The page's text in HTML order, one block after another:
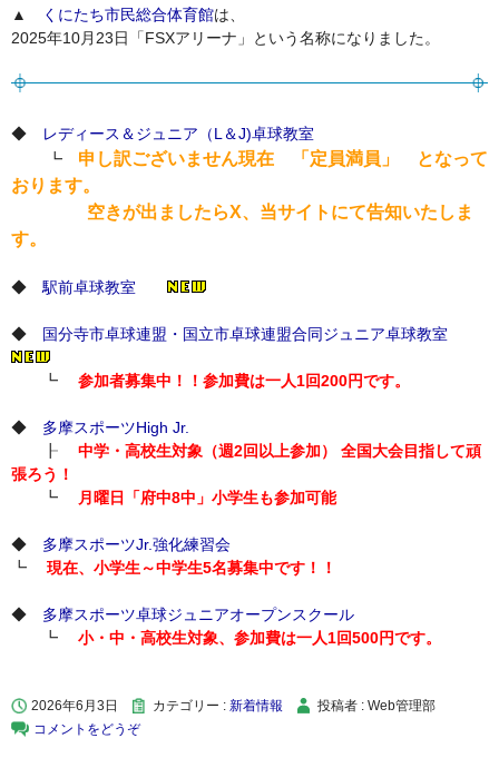
▲ くにたち市民総合体育館は、
2025年10月23日「FSXアリーナ」という名称になりました。
◆
レディース＆ジュニア（L＆J)卓球教室
┗ 申し訳ございません現在 「定員満員」 となって
おります。
空きが出ましたらX、当サイトにて告知いたしま
す。
◆駅前卓球教室
◆ 国分寺市卓球連盟・国立市卓球連盟合同ジュニア卓球教室
┗ 参加者募集中！！参加費は一人1回200円です。
◆ 多摩スポーツHigh Jr.
┠ 中学・高校生対象（週2回以上参加） 全国大会目指して頑
張ろう！
┗
月曜日「府中8中」小学生も参加可能
◆ 多摩スポーツJr.強化練習会
┗ 現在、小学生～中学生5名募集中です！！
◆ 多摩スポーツ卓球ジュニアオープンスクール
┗ 小・中・高校生対象、参加費は一人1回500円です。
2026年6月3日 カテゴリー : 新着情報
投稿者 : Web管理部
コメントをどうぞ